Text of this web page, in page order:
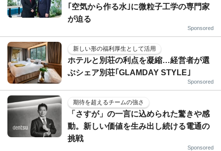
｢空気から作る水｣に微粒子工学の専門家
が迫る
Sponsored
新しい形の福利厚生として活用
ホテルと別荘の利点を凝縮…経営者が選
ぶシェア別荘｢GLAMDAY STYLE｣
Sponsored
期待を超えるチームの強さ
「さすが」の一言に込められた驚きや感
動。新しい価値を生み出し続ける電通の
挑戦
Sponsored